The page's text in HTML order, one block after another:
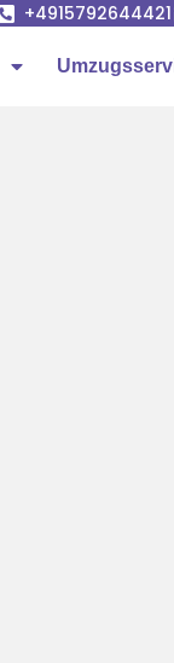
+4915792644421